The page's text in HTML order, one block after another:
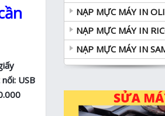
USB
NẠP MỰC MÁY IN
NẠP MỰC MÁY IN
NẠP MỰC MÁY IN